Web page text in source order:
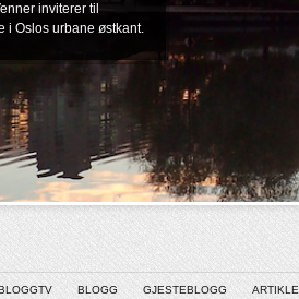
inviterer til
i Oslos urbane østkant.
BLOGG GJESTEBLOGG